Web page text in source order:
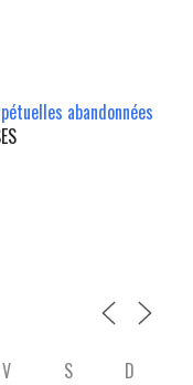
abandonnées
V S
D